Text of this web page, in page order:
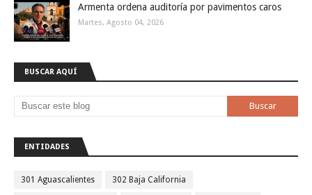
Armenta ordena auditoría por pavimentos caros
Martes, Agosto 04, 2026
BUSCAR AQUÍ
ENTIDADES
301 Aguascalientes 302 Baja California